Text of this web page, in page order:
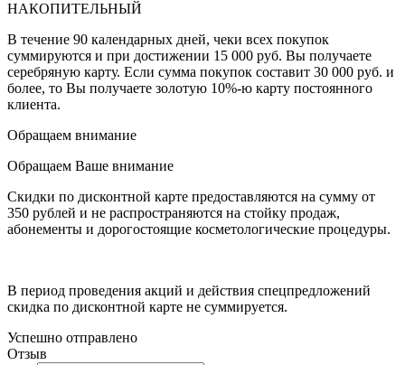
НАКОПИТЕЛЬНЫЙ
В течение 90 календарных дней, чеки всех покупок
суммируются и при достижении 15 000 руб. Вы получаете
серебряную карту. Если сумма покупок составит 30 000 руб. и
более, то Вы получаете золотую 10%-ю карту постоянного
клиента.
Обращаем внимание
Обращаем Ваше внимание
Скидки по дисконтной карте предоставляются на сумму от
350 рублей и не распространяются на стойку продаж,
абонементы и дорогостоящие косметологические процедуры.
В период проведения акций и действия спецпредложений
скидка по дисконтной карте не суммируется.
Успешно отправлено
Отзыв